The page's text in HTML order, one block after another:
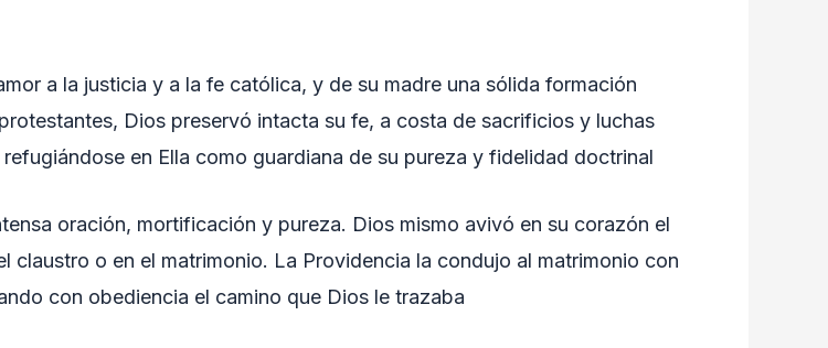
a la justicia y a la fe católica, y de su madre una sólida formación
Dios preservó intacta su fe, a costa de sacrificios y luchas
en Ella como guardiana de su pureza y fidelidad doctrinal
oración, mortificación y pureza. Dios mismo avivó en su corazón el
o en el matrimonio. La Providencia la condujo al matrimonio con
con obediencia el camino que Dios le trazaba